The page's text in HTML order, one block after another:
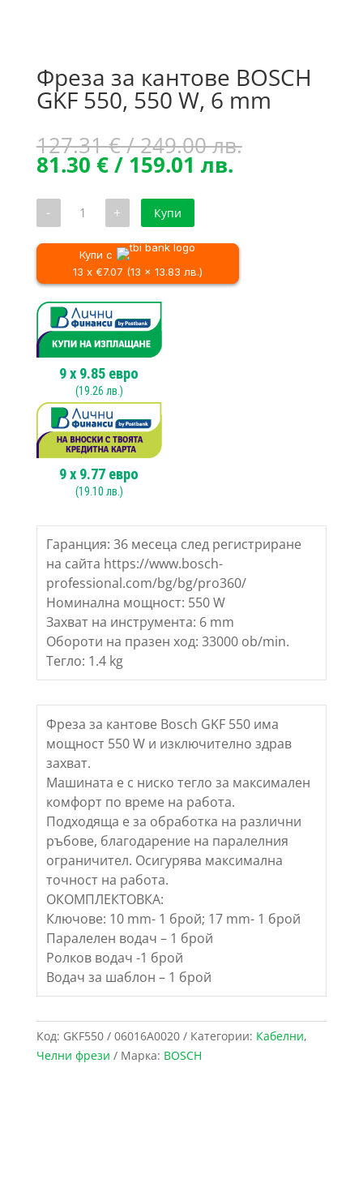
Фреза за кантове BOSCH
GKF 550, 550 W, 6 mm
127.31€/ 249.00 лв.Original
81.30 €/ 159.01 лв.Текущата
цена
/
- количество
за
кантове
BOSCH
GKF
550
W,
6
mm
+ Купи
Купи с
13 x €7.07 (13 x 13.83 лв.)
9x 9.85 евро
(19.26 лв.)
9x 9.77 евро
(19.10 лв.)
Гаранция: 36 месеца след регистриране
на сайта https://www.bosch-
professional.com/bg/bg/pro360/
Номинална мощност: 550 W
Захват на инструмента: 6 mm
Обороти на празен ход: 33000 ob/min.
Тегло: 1.4 kg
Фреза за кантове Bosch GKF 550 има
мощност 550 W и изключително здрав
захват.
Машината е с ниско тегло за максимален
комфорт по време на работа.
Подходяща е за обработка на различни
ръбове, благодарение на паралелния
ограничител. Осигурява максимална
точност на работа.
ОКОМПЛЕКТОВКА:
Ключове: 10 mm- 1 брой; 17 mm- 1 брой
Паралелен водач – 1 брой
Ролков водач -1 брой
Водач за шаблон – 1 брой
Код: GKF550 / 06016A0020 Категории: Кабелни,
Челни фрези
Марка: BOSCH